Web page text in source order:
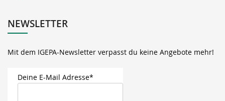
NEWSLETTER
Mit dem IGEPA-Newsletter verpasst du keine Angebote mehr!
Deine E-Mail Adresse*